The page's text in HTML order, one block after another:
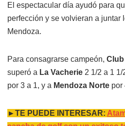
El espectacular día ayudó para
perfección y se volvieran a juntar
Mendoza.
Para consagrarse campeón, Club
superó a La Vacherie 2 1/2 a 1 1/
por 3 a 1, y a Mendoza Norte por
►TE PUEDE INTERESAR: